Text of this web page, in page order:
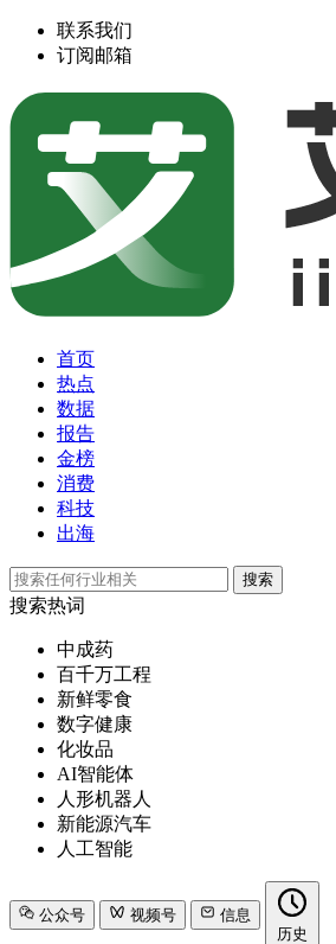
联系我们
订阅邮箱
首页
热点
数据
报告
金榜
消费
科技
出海
搜索
搜索热词
中成药
百千万工程
新鲜零食
数字健康
化妆品
AI智能体
人形机器人
新能源汽车
人工智能
公众号 视频号
信息
历史